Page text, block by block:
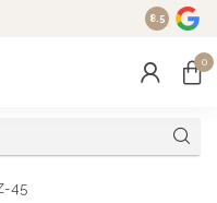
Since
8.5
0
45